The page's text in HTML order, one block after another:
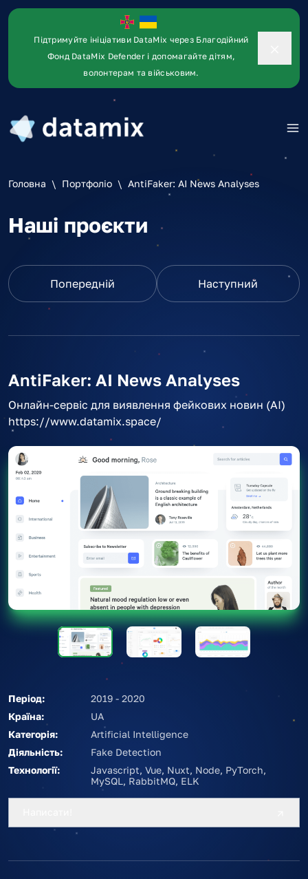
Підтримуйте ініціативи DataMix через Благодійний
Фонд DataMix Defender і допомагайте дітям,
волонтерам та військовим.
Головна \ Портфоліо \ AntiFaker: AI News Analyses
Наші проєкти
Попередній Наступний
AntiFaker: AI News Analyses
Онлайн-сервіс для виявлення фейкових новин (AI)
https://www.datamix.space/
Період:
2019 - 2020
Країна:
UA
Категорія:
Artificial Intelligence
Діяльність:
Fake Detection
Технології:
Javascript, Vue, Nuxt, Node, PyTorch,
MySQL, RabbitMQ, ELK